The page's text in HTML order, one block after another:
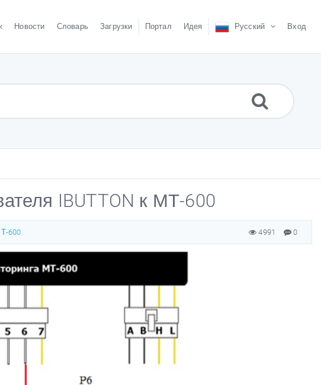
Новости Словарь Загрузки Портал Идея Русский Вход
IBUTTON к МТ-600
600 0
4991